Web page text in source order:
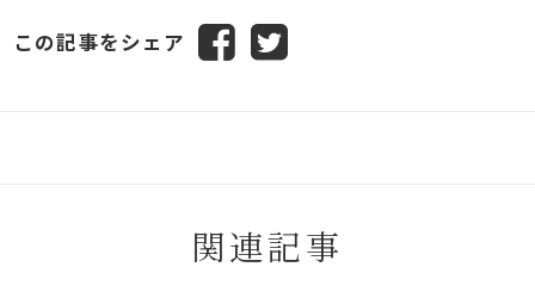
この記事をシェア
関連記事